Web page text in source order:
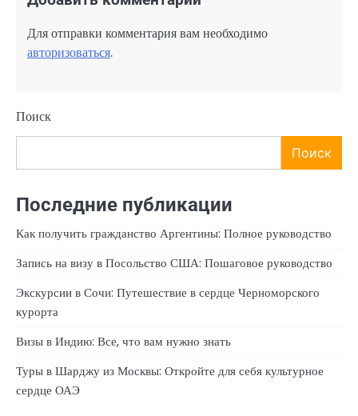
Для отправки комментария вам необходимо
авторизоваться.
Поиск
Поиск
Последние публикации
Как получить гражданство Аргентины: Полное руководство
Запись на визу в Посольство США: Пошаговое руководство
Экскурсии в Сочи: Путешествие в сердце Черноморского
курорта
Визы в Индию: Все, что вам нужно знать
Туры в Шарджу из Москвы: Откройте для себя культурное
сердце ОАЭ